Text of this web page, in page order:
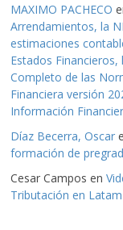
MAXIMO PACHECO
Arrendamientos, la
estimaciones
Estados
Completo de las
Financiera versión
Información
Díaz Becerra, Oscar
formación de
Cesar Campos en
Tributación en Latam